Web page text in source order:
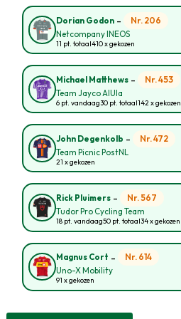
Dorian Godon - Nr. 206
Netcompany INEOS
11 pt. totaal410 x gekozen
Michael Matthews - Nr. 453
Team Jayco AlUla
6 pt. vandaag30 pt. totaal142 x gekozen
John Degenkolb - Nr. 472
Team Picnic PostNL
21 x gekozen
Rick Pluimers - Nr. 567
Tudor Pro Cycling Team
18 pt. vandaag50 pt. totaal34 x gekozen
Magnus Cort - Nr. 614
Uno-X Mobility
91 x gekozen